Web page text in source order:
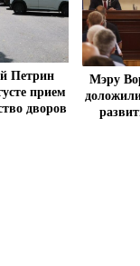
Петрин
прием
дворов
Мэру